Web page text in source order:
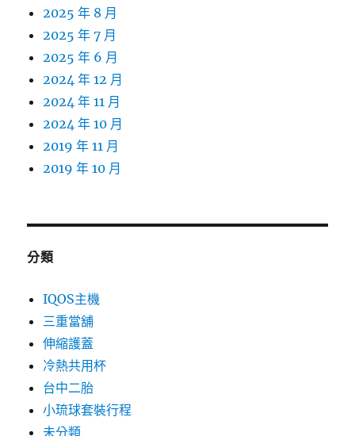
2025 年 8 月
2025 年 7 月
2025 年 6 月
2024 年 12 月
2024 年 11 月
2024 年 10 月
2019 年 11 月
2019 年 10 月
分類
IQOS主機
三重當舖
伸縮護蓋
冷熱共用杯
台中二胎
小琉球套裝行程
未分類